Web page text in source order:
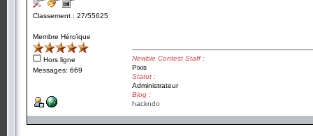
Classement : 27/55625
Membre Héroïque
Hors ligne
Messages: 669
Newbie Contest Staff :
Pixis
Statut :
Administrateur
Blog :
hackndo